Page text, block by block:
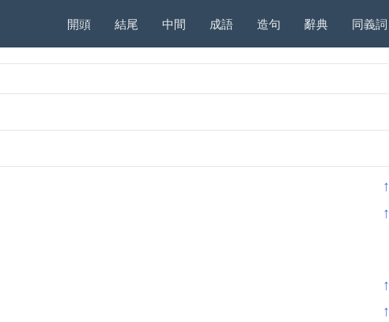
開頭 結尾 中間 成語 造句 辭典 同義詞
↑
↑
↑
↑